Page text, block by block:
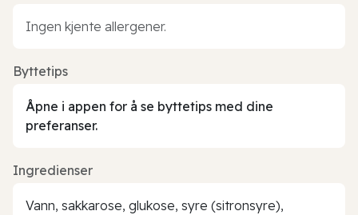
Ingen kjente allergener.
Byttetips
Åpne i appen for å se byttetips med dine
preferanser.
Ingredienser
Vann, sakkarose, glukose, syre (sitronsyre),